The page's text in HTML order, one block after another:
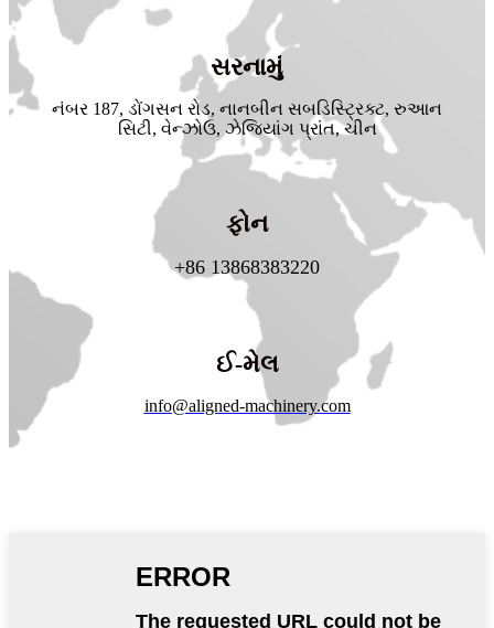
સરનામું
નંબર 187, ડોંગસન રોડ, નાનબીન સબડિસ્ટ્રિક્ટ, રુઆન
સિટી, વેન્ઝોઉ, ઝેજિયાંગ પ્રાંત, ચીન
ફોન
+86 13868383220
ઈ-મેલ
info@aligned-machinery.com